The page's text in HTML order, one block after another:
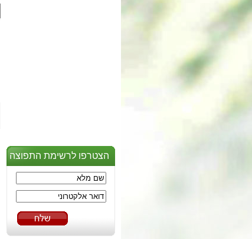
הצטרפו לרשימת התפוצה